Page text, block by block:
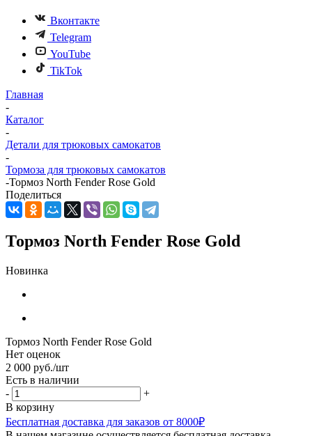
Вконтакте
Telegram
YouTube
TikTok
Главная
-
Каталог
-
Детали для трюковых самокатов
-
Тормоза для трюковых самокатов
-Тормоз North Fender Rose Gold
Поделиться
Тормоз North Fender Rose Gold
Новинка
Тормоз North Fender Rose Gold
Нет оценок
2 000 руб./шт
Есть в наличии
-
+
В корзину
Бесплатная доставка для заказов от 8000₽